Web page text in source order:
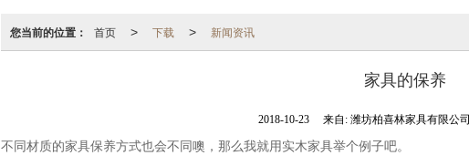
您当前的位置： 首页 > 下载 > 新闻资讯
家具的保养
2018-10-23 来自: 潍坊柏喜林家具有限公司
不同材质的家具保养方式也会不同噢，那么我就用实木家具举个例子吧。